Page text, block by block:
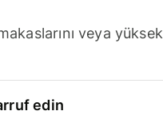
veya yüksek
edin